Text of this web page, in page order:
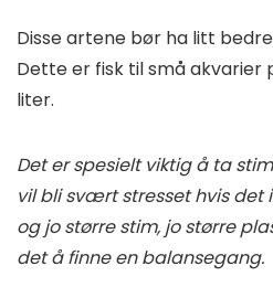
Disse artene bør ha litt
Dette er fisk til små akvarier
liter.
Det er spesielt viktig å ta
vil bli svært stresset hvis det
og jo større stim, jo større
det å finne en balansegang.